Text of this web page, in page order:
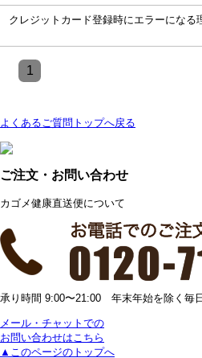
クレジットカード登録時にエラーになる
1
よくあるご質問トップへ戻る
ご注文・お問い合わせ
カゴメ健康直送便について
承り時間 9:00〜21:00 年末年始を除く毎日
メール・チャットでの
お問い合わせはこちら
▲このページのトップへ